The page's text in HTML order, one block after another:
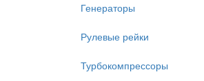
Генераторы
Рулевые рейки
Турбокомпрессоры